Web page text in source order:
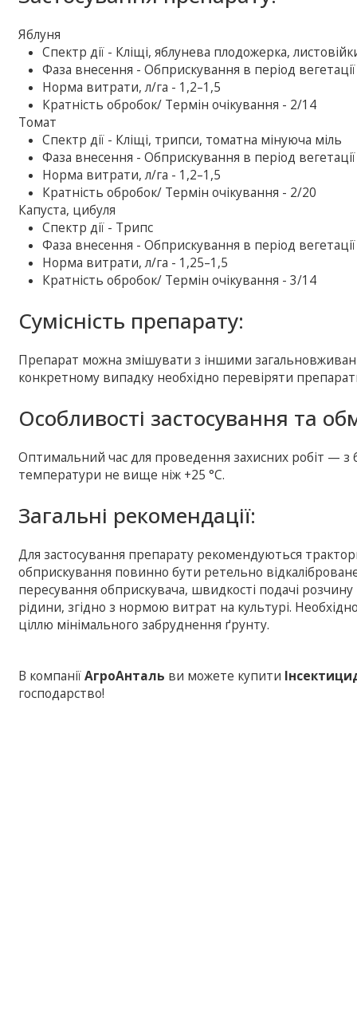
Яблуня
Спектр дії - Кліщі, яблунева плодожерка,
Фаза внесення - Обприскування в період вегетації
Норма витрати, л/га - 1,2–1,5
Кратність обробок/ Термін очікування - 2/14
Томат
Спектр дії - Кліщі, трипси, томатна мінуюча міль
Фаза внесення - Обприскування в період вегетації
Норма витрати, л/га - 1,2–1,5
Кратність обробок/ Термін очікування - 2/20
Капуста, цибуля
Спектр дії - Трипс
Фаза внесення - Обприскування в період вегетації
Норма витрати, л/га - 1,25–1,5
Кратність обробок/ Термін очікування - 3/14
Сумісність препарату:
Препарат можна змішувати з іншими
конкретному випадку необхідно перевіряти
Особливості застосування та
Оптимальний час для проведення захисних робіт — з
температури не вище ніж +25 °С.
Загальні рекомендації:
Для застосування препарату рекомендуються
обприскування повинно бути ретельно
пересування обприскувача, швидкості подачі розчину
рідини, згідно з нормою витрат на культурі.
ціллю мінімального забруднення ґрунту.
В компаніїАгроАнталь ви можете купити
господарство!